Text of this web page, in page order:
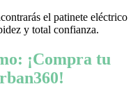
el patinete eléctrico
y total confianza.
¡Compra tu